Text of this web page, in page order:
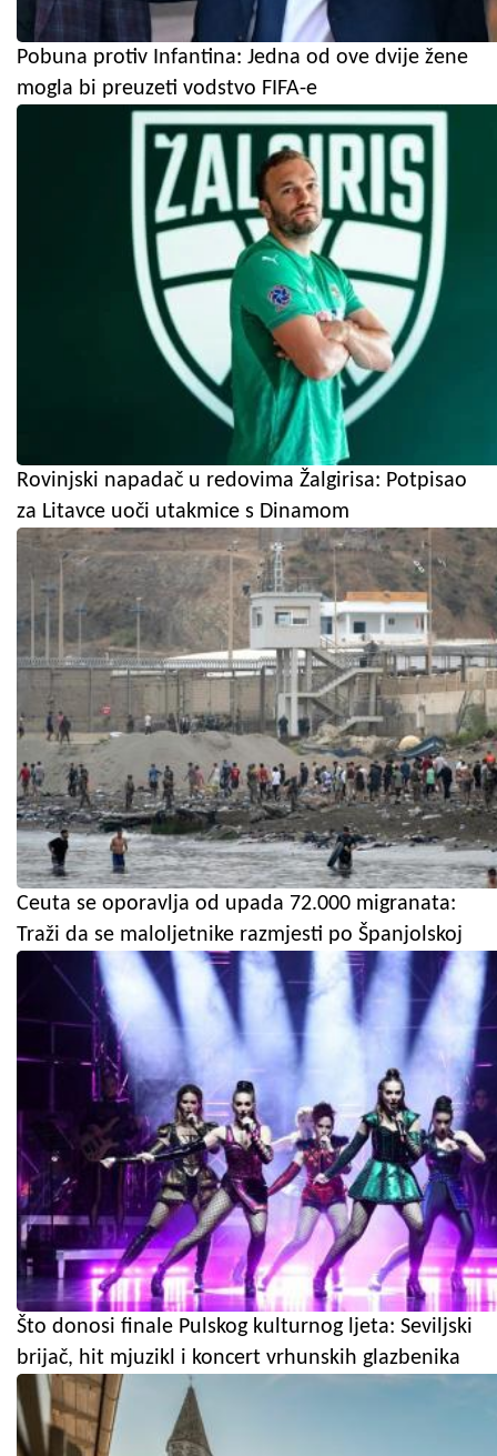
Pobuna protiv Infantina: Jedna od ove dvije žene
mogla bi preuzeti vodstvo FIFA-e
Rovinjski napadač u redovima Žalgirisa: Potpisao
za Litavce uoči utakmice s Dinamom
Ceuta se oporavlja od upada 72.000 migranata:
Traži da se maloljetnike razmjesti po Španjolskoj
Što donosi finale Pulskog kulturnog ljeta: Seviljski
brijač, hit mjuzikl i koncert vrhunskih glazbenika